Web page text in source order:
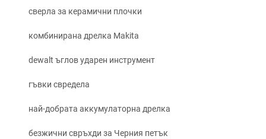
сверла за керамични плочки
комбинирана дрелка Makita
dewalt ъглов ударен инструмент
гъвки свредела
най-добрата аккумулаторна дрелка
безжични свръхди за Черния петък